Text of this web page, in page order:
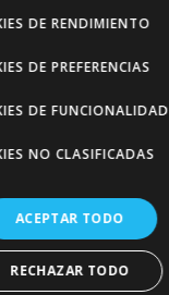
DE RENDIMIENTO
DE PREFERENCIAS
DE FUNCIONALIDAD
NO CLASIFICADAS
ACEPTAR TODO
RECHAZAR TODO